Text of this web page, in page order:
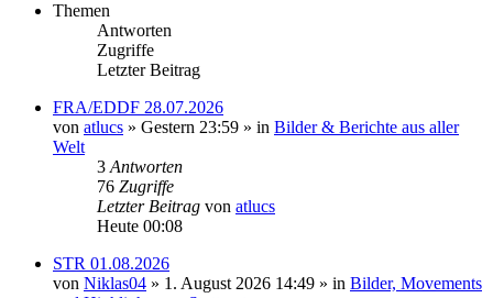
Themen
Antworten
Zugriffe
Letzter Beitrag
FRA/EDDF 28.07.2026
von atlucs » Gestern 23:59 » in Bilder & Berichte aus aller
Welt
3 Antworten
76 Zugriffe
Letzter Beitrag von atlucs
Heute 00:08
STR 01.08.2026
von Niklas04 » 1. August 2026 14:49 » in Bilder, Movements